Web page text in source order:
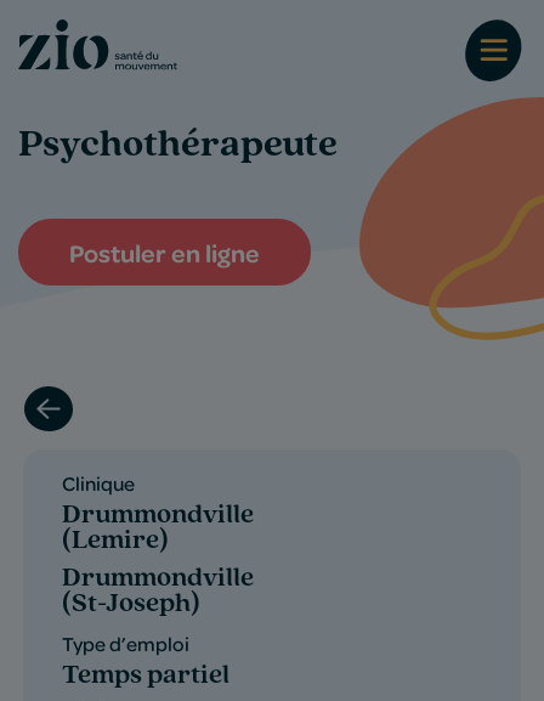
Psychothérapeute
Postuler en ligne
Clinique
Drummondville
(Lemire)
Drummondville
(St-Joseph)
Type d’emploi
Temps partiel